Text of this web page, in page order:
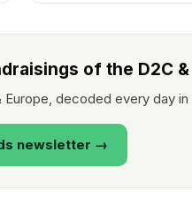
of the D2C
Europe, decoded every day
newsletter →